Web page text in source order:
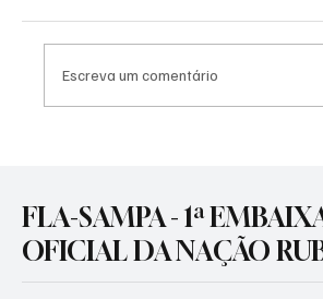
do Vasco
Escreva um comentário
FLA-SAMPA - 1ª
OFICIAL DA NAÇÃO